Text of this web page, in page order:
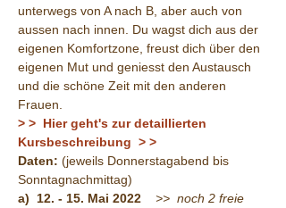
unterwegs von A nach B, aber auch von
aussen nach innen. Du wagst dich aus der
eigenen Komfortzone, freust dich über den
eigenen Mut und geniesst den Austausch
und die schöne Zeit mit den anderen
Frauen.
> >  Hier geht's zur detaillierten
Kursbeschreibung  > >
Daten: (jeweils Donnerstagabend bis
Sonntagnachmittag)
a)  12. - 15. Mai 2022 >>  noch 2 freie